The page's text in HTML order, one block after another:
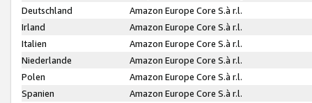
Deutschland
Amazon Europe Core S.à r.l.
Irland
Amazon Europe Core S.à r.l.
Italien
Amazon Europe Core S.à r.l.
Niederlande
Amazon Europe Core S.à r.l.
Polen
Amazon Europe Core S.à r.l.
Spanien
Amazon Europe Core S.à r.l.